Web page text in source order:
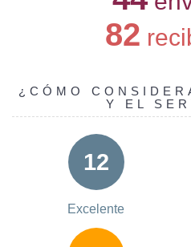
82
¿CÓMO
Y EL
12
Excelente